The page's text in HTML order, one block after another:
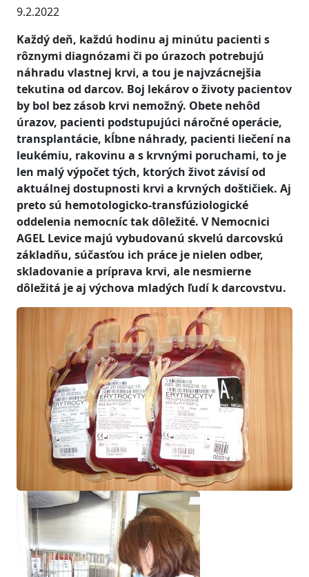
9.2.2022
Každý deň, každú hodinu aj minútu pacienti s
rôznymi diagnózami či po úrazoch potrebujú
náhradu vlastnej krvi, a tou je najvzácnejšia
tekutina od darcov. Boj lekárov o životy pacientov
by bol bez zásob krvi nemožný. Obete nehôd
úrazov, pacienti podstupujúci náročné operácie,
transplantácie, kĺbne náhrady, pacienti liečení na
leukémiu, rakovinu a s krvnými poruchami, to je
len malý výpočet tých, ktorých život závisí od
aktuálnej dostupnosti krvi a krvných doštičiek. Aj
preto sú hemotologicko-transfúziologické
oddelenia nemocníc tak dôležité. V Nemocnici
AGEL Levice majú vybudovanú skvelú darcovskú
základňu, súčasťou ich práce je nielen odber,
skladovanie a príprava krvi, ale nesmierne
dôležitá je aj výchova mladých ľudí k darcovstvu.